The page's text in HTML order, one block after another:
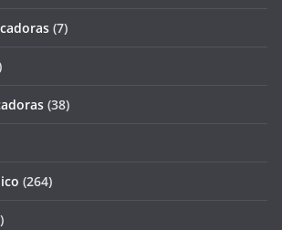
(7)
(38)
(264)